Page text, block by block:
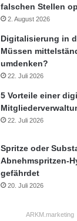
falschen Stellen
2. August 2026
Digitalisierung in
Müssen
umdenken?
22. Juli 2026
5 Vorteile einer
22. Juli 2026
Spritze oder
Abnehmspritzen-
gefährdet
20. Juli 2026
ARKM.marketing